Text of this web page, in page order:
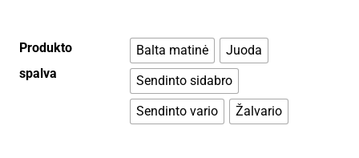
Produkto
spalva
Balta matinė
Juoda
Sendinto sidabro
Sendinto vario
Žalvario